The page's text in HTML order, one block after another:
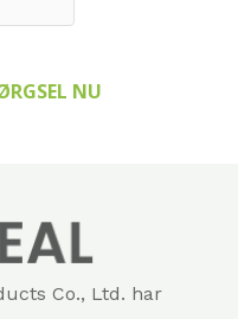
NU
Co., Ltd. har